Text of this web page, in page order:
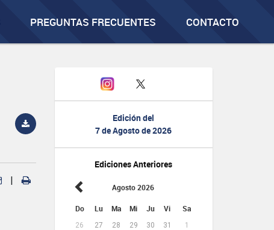
PREGUNTAS FRECUENTES CONTACTO
Edición del
7 de Agosto de 2026
Ediciones Anteriores
Agosto 2026
Do Lu Ma Mi Ju Vi Sa
26 27 28 29 30 31
1
|